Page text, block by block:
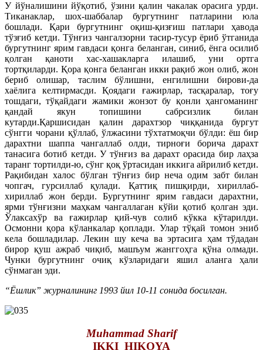
У йўналишини йўқотиб, ўзини қалин чакалак орасига урди.
Тиканаклар, шох-шаббалар бургутнинг патларини юла
бошлади. Қари бургутнинг оқиш-қизғиш патлари ҳавода
тўзғиб кетди. Тўнғиз чангалзорни тасир-тусур ёриб ўтганида
бургутнинг ярим гавдаси қонга беланган, синиб, ёнга осилиб
қолган қаноти хас-хашакларга илашиб, уни ортга
тортқиларди. Қора қонга беланган икки рақиб жон олиб, жон
бериб олишар, таслим бўлишни, енгилишни бирови-да
хаёлига келтирмасди. Қоядаги ғажирлар, тасқаралар, тоғу
тошдаги, тўқайдаги жамики жонзот бу қонли ҳангоманинг
қандай якун топишини сабрсизлик билан
кутарди.Қаршисидан қалин дарахтзор чиққанида бургут
сўнгги чорани қўллаб, ўлжасини тўхтатмоқчи бўлди: ёш бир
дарахтни шаппа чангаллаб олди, тирноғи борича дарахт
танасига ботиб кетди. У тўнғиз ва дарахт орасида бир лаҳза
таранг тортилди-ю, сўнг қоқ ўртасидан иккига айрилиб кетди.
Рақибидан халос бўлган тўнғиз бир неча одим забт билан
чопгач, гурсиллаб қулади. Қаттиқ пишқирди, хириллаб-
хириллаб жон берди. Бургутнинг ярим гавдаси дарахтни,
ярми тўнғизни маҳкам чангаллаган кўйи қотиб қолган эди.
Ўлаксахўр ва ғажирлар қий-чув солиб кўкка кўтарилди.
Осмонни қора кўланкалар қоплади. Улар тўқай томон эниб
кела бошладилар. Лекин шу кеча ва эртасига ҳам тўдадан
бирор қуш ажраб чиқиб, машъум жанггоҳга қўна олмади.
Чунки бургутнинг очиқ кўзларидаги яшил аланга ҳали
сўнмаган эди.
“Ёшлик” журналининг 1993 йил 10-11 сонида босилган.
Muhammad Sharif
IKKI HIKOYA